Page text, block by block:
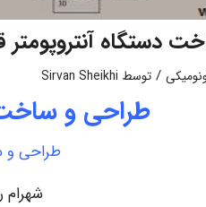
دستگاه
/ توسط Sirvan Sheikhi
طراحی و ساخت
طراحی و
شهرام